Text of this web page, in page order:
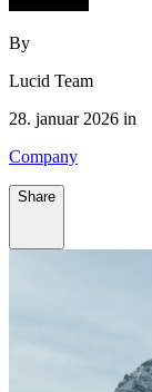
By
Lucid Team
28. januar 2026 in
Company
Share